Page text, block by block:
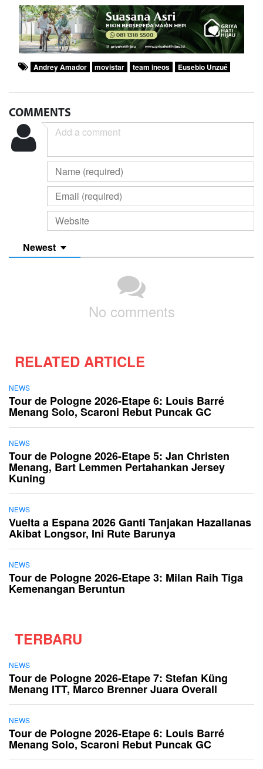
Andrey Amador movistar team ineos Eusebio Unzué
COMMENTS
Newest
No comments
RELATED ARTICLE
NEWS
Tour de Pologne 2026-Etape 6: Louis Barré
Menang Solo, Scaroni Rebut Puncak GC
NEWS
Tour de Pologne 2026-Etape 5: Jan Christen
Menang, Bart Lemmen Pertahankan Jersey
Kuning
NEWS
Vuelta a Espana 2026 Ganti Tanjakan Hazallanas
Akibat Longsor, Ini Rute Barunya
NEWS
Tour de Pologne 2026-Etape 3: Milan Raih Tiga
Kemenangan Beruntun
TERBARU
NEWS
Tour de Pologne 2026-Etape 7: Stefan Küng
Menang ITT, Marco Brenner Juara Overall
NEWS
Tour de Pologne 2026-Etape 6: Louis Barré
Menang Solo, Scaroni Rebut Puncak GC